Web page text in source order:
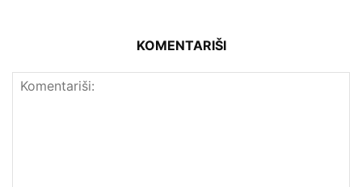
KOMENTARIŠI